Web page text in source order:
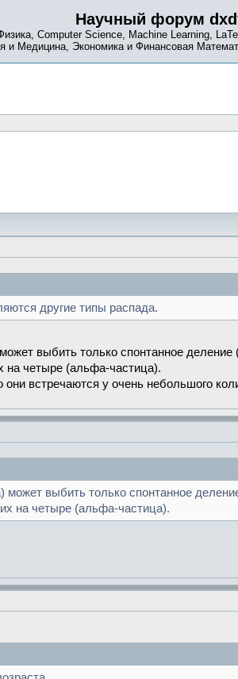
Научный форум
Computer Science, Machine Learning,
и Медицина, Экономика и Финансовая
другие типы распада.
выбить только спонтанное
на четыре (альфа-частица).
встречаются у очень небольшого
может выбить только спонтанное
на четыре (альфа-частица).